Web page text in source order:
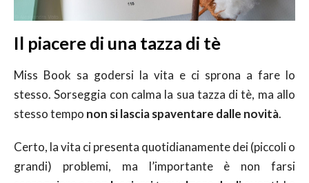
Il piacere di una tazza di tè
Miss Book sa godersi la vita e ci sprona a fare lo
stesso. Sorseggia con calma la sua tazza di tè, ma allo
stesso tempo non si lascia spaventare dalle novità.
Certo, la vita ci presenta quotidianamente dei (piccoli o
grandi) problemi, ma l’importante è non farsi